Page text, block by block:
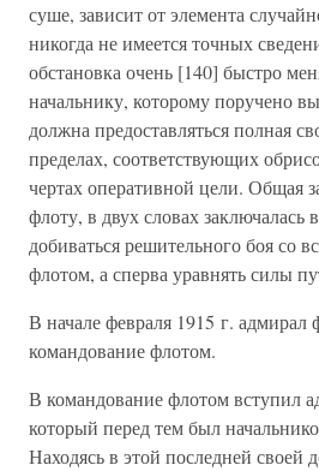
суше, зависит от элемента
никогда не имеется точных
обстановка очень [140] быстро
начальнику, которому поручено
должна предоставляться полная
пределах, соответствующих
чертах оперативной цели. Общая
флоту, в двух словах заключалась
добиваться решительного боя со
флотом, а сперва уравнять силы
В начале февраля 1915 г. адмирал
командование флотом.
В командование флотом вступил
который перед тем был
Находясь в этой последней своей